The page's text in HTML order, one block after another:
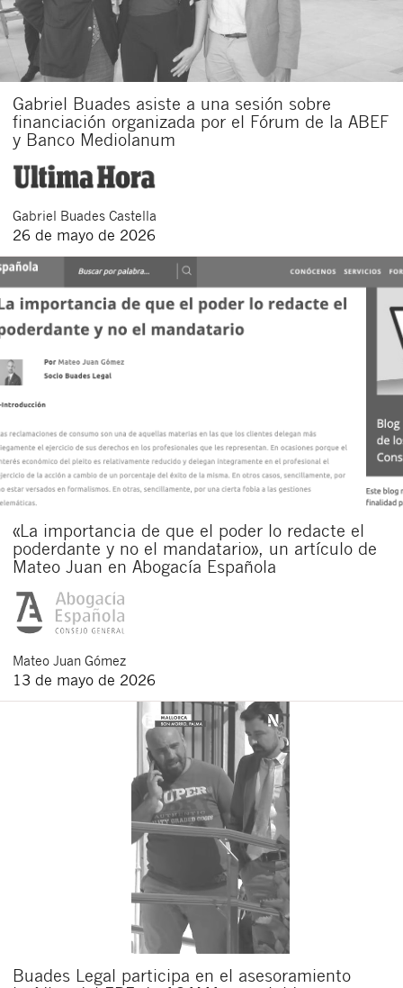
Gabriel Buades asiste a una sesión sobre
financiación organizada por el Fórum de la ABEF
y Banco Mediolanum
Gabriel Buades Castella
26 de mayo de 2026
«La importancia de que el poder lo redacte el
poderdante y no el mandatario», un artículo de
Mateo Juan en Abogacía Española
Mateo Juan Gómez
13 de mayo de 2026
Buades Legal participa en el asesoramiento